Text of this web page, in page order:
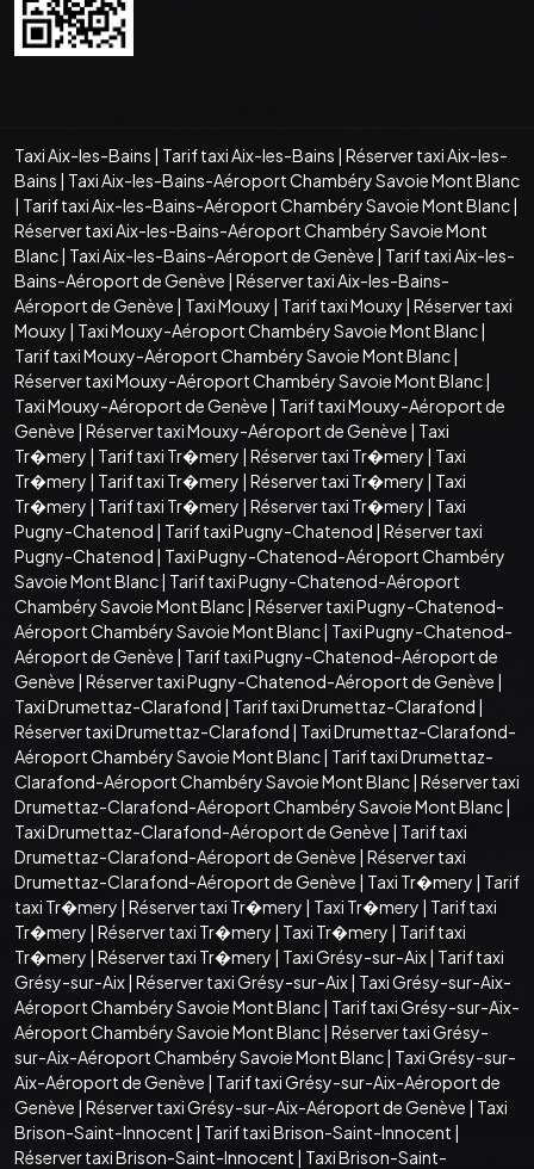
Taxi Aix-les-Bains | Tarif taxi Aix-les-Bains | Réserver taxi Aix-les-
Bains | Taxi Aix-les-Bains-Aéroport Chambéry Savoie Mont Blanc
| Tarif taxi Aix-les-Bains-Aéroport Chambéry Savoie Mont Blanc|
Réserver taxi Aix-les-Bains-Aéroport Chambéry Savoie Mont
Blanc| Taxi Aix-les-Bains-Aéroport de Genève | Tarif taxi Aix-les-
Bains-Aéroport de Genève | Réserver taxi Aix-les-Bains-
Aéroport de Genève | Taxi Mouxy | Tarif taxi Mouxy | Réserver taxi
Mouxy | Taxi Mouxy-Aéroport Chambéry Savoie Mont Blanc|
Tarif taxi Mouxy-Aéroport Chambéry Savoie Mont Blanc|
Réserver taxi Mouxy-Aéroport Chambéry Savoie Mont Blanc|
Taxi Mouxy-Aéroport de Genève | Tarif taxi Mouxy-Aéroport de
Genève | Réserver taxi Mouxy-Aéroport de Genève | Taxi
Tr�mery | Tarif taxi Tr�mery | Réserver taxi Tr�mery | Taxi
Tr�mery | Tarif taxi Tr�mery | Réserver taxi Tr�mery | Taxi
Tr�mery | Tarif taxi Tr�mery | Réserver taxi Tr�mery | Taxi
Pugny-Chatenod | Tarif taxi Pugny-Chatenod | Réserver taxi
Pugny-Chatenod | Taxi Pugny-Chatenod-Aéroport Chambéry
Savoie Mont Blanc| Tarif taxi Pugny-Chatenod-Aéroport
Chambéry Savoie Mont Blanc| Réserver taxi Pugny-Chatenod-
Aéroport Chambéry Savoie Mont Blanc| Taxi Pugny-Chatenod-
Aéroport de Genève | Tarif taxi Pugny-Chatenod-Aéroport de
Genève | Réserver taxi Pugny-Chatenod-Aéroport de Genève |
Taxi Drumettaz-Clarafond | Tarif taxi Drumettaz-Clarafond |
Réserver taxi Drumettaz-Clarafond | Taxi Drumettaz-Clarafond-
Aéroport Chambéry Savoie Mont Blanc| Tarif taxi Drumettaz-
Clarafond-Aéroport Chambéry Savoie Mont Blanc| Réserver taxi
Drumettaz-Clarafond-Aéroport Chambéry Savoie Mont Blanc|
Taxi Drumettaz-Clarafond-Aéroport de Genève | Tarif taxi
Drumettaz-Clarafond-Aéroport de Genève | Réserver taxi
Drumettaz-Clarafond-Aéroport de Genève | Taxi Tr�mery | Tarif
taxi Tr�mery | Réserver taxi Tr�mery | Taxi Tr�mery | Tarif taxi
Tr�mery | Réserver taxi Tr�mery | Taxi Tr�mery | Tarif taxi
Tr�mery | Réserver taxi Tr�mery | Taxi Grésy-sur-Aix| Tarif taxi
Grésy-sur-Aix| Réserver taxi Grésy-sur-Aix| Taxi Grésy-sur-Aix-
Aéroport Chambéry Savoie Mont Blanc| Tarif taxi Grésy-sur-Aix-
Aéroport Chambéry Savoie Mont Blanc| Réserver taxi Grésy-
sur-Aix-Aéroport Chambéry Savoie Mont Blanc| Taxi Grésy-sur-
Aix-Aéroport de Genève | Tarif taxi Grésy-sur-Aix-Aéroport de
Genève | Réserver taxi Grésy-sur-Aix-Aéroport de Genève | Taxi
Brison-Saint-Innocent | Tarif taxi Brison-Saint-Innocent |
Réserver taxi Brison-Saint-Innocent | Taxi Brison-Saint-